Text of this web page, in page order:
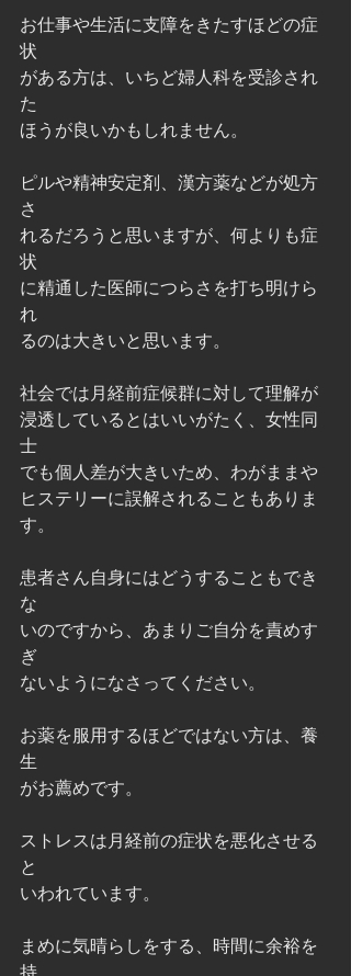
お仕事や生活に支障をきたすほどの症
状
がある方は、いちど婦人科を受診され
た
ほうが良いかもしれません。
ピルや精神安定剤、漢方薬などが処方
さ
れるだろうと思いますが、何よりも症
状
に精通した医師につらさを打ち明けら
れ
るのは大きいと思います。
社会では月経前症候群に対して理解が
浸透しているとはいいがたく、女性同
士
でも個人差が大きいため、わがままや
ヒステリーに誤解されることもありま
す。
患者さん自身にはどうすることもでき
な
いのですから、あまりご自分を責めす
ぎ
ないようになさってください。
お薬を服用するほどではない方は、養
生
がお薦めです。
ストレスは月経前の症状を悪化させる
と
いわれています。
まめに気晴らしをする、時間に余裕を
持